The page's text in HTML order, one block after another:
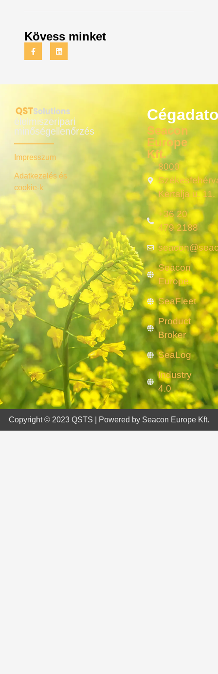
Kövess minket
élelmiszeripari
minőségellenőrzés
Impresszum
Adatkezelés és
cookie-k
Seacon
Europe
Kft.
8000
Kertalja u. 11.
+36 20
479 2188
Seacon
Europe
SeaFleet
Product
Broker
SeaLog
Industry
4.0
Copyright © 2023 QSTS | Powered by Seacon Europe Kft.